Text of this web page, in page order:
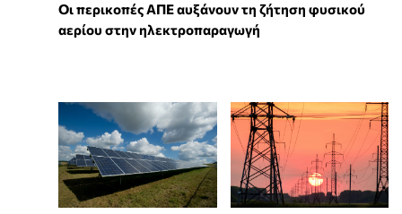
Οι περικοπές ΑΠΕ αυξάνουν τη ζήτηση φυσικού
αερίου στην ηλεκτροπαραγωγή